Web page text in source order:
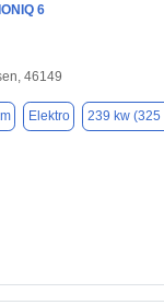
6
46149
Elektro 239 kw (325